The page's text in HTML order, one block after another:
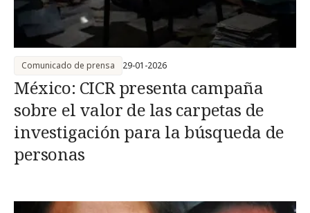
México: CICR presenta campaña
sobre el valor de las carpetas de
investigación para la búsqueda de
personas
Comunicado de prensa 29-01-2026